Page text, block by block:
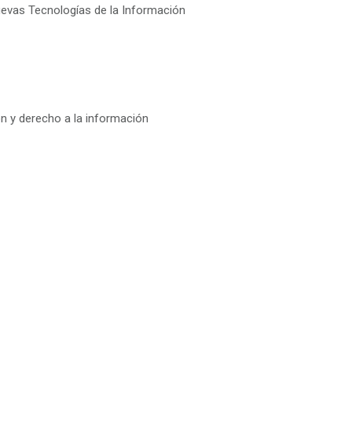
Tecnologías de la Información
y derecho a la información